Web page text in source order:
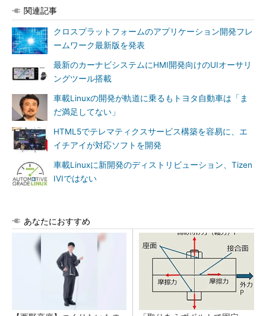
関連記事
クロスプラットフォームのアプリケーション開発フレ
ームワーク最新版を発表
最新のカーナビシステムにHMI開発向けのUIオーサリ
ングツール搭載
車載Linuxの開発が軌道に乗るもトヨタ自動車は「ま
だ満足してない」
HTML5でテレマティクスサービス構築を容易に、エ
イチアイが対応ソフトを開発
車載Linuxに新開発のディストリビューション、Tizen
IVIではない
あなたにおすすめ